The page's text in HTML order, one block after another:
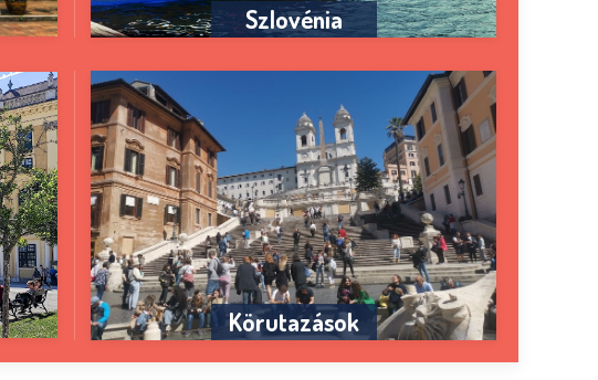
Szlovénia
Körutazások